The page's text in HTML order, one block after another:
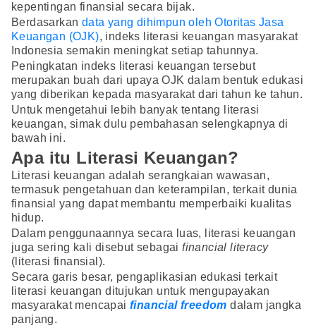
kepentingan finansial secara bijak.
Berdasarkan data yang dihimpun oleh Otoritas Jasa
Keuangan (OJK), indeks literasi keuangan masyarakat
Indonesia semakin meningkat setiap tahunnya.
Peningkatan indeks literasi keuangan tersebut
merupakan buah dari upaya OJK dalam bentuk edukasi
yang diberikan kepada masyarakat dari tahun ke tahun.
Untuk mengetahui lebih banyak tentang literasi
keuangan, simak dulu pembahasan selengkapnya di
bawah ini.
Apa itu Literasi Keuangan?
Literasi keuangan adalah serangkaian wawasan,
termasuk pengetahuan dan keterampilan, terkait dunia
finansial yang dapat membantu memperbaiki kualitas
hidup.
Dalam penggunaannya secara luas, literasi keuangan
juga sering kali disebut sebagaifinancial literacy
(literasi finansial).
Secara garis besar, pengaplikasian edukasi terkait
literasi keuangan ditujukan untuk mengupayakan
masyarakat mencapai financial freedom dalam jangka
panjang.